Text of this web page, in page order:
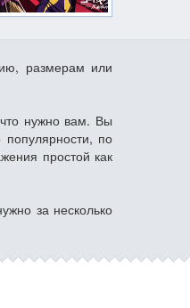
размерам или
нужно вам. Вы
по
простой как
за несколько